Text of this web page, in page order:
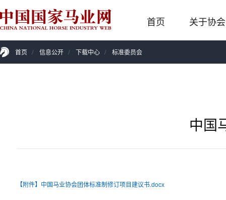
首页 关于协会
首页 / 信息公开 / 下载中心 / 标准委员会
中国
【附件】中国马业协会团体标准制修订项目建议书.docx